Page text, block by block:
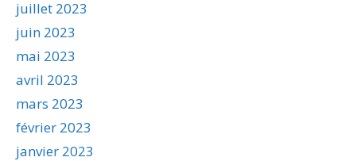
juillet 2023
juin 2023
mai 2023
avril 2023
mars 2023
février 2023
janvier 2023